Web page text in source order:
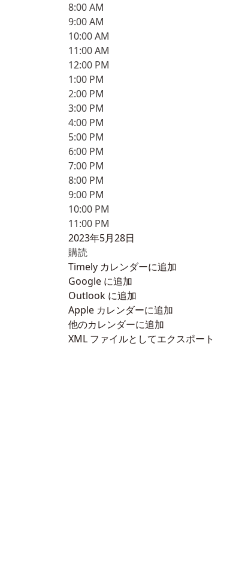
8:00 AM
9:00 AM
10:00 AM
11:00 AM
12:00 PM
1:00 PM
2:00 PM
3:00 PM
4:00 PM
5:00 PM
6:00 PM
7:00 PM
8:00 PM
9:00 PM
10:00 PM
11:00 PM
2023年5月28日
購読
Timely カレンダーに追加
Google に追加
Outlook に追加
Apple カレンダーに追加
他のカレンダーに追加
XML ファイルとしてエクスポート